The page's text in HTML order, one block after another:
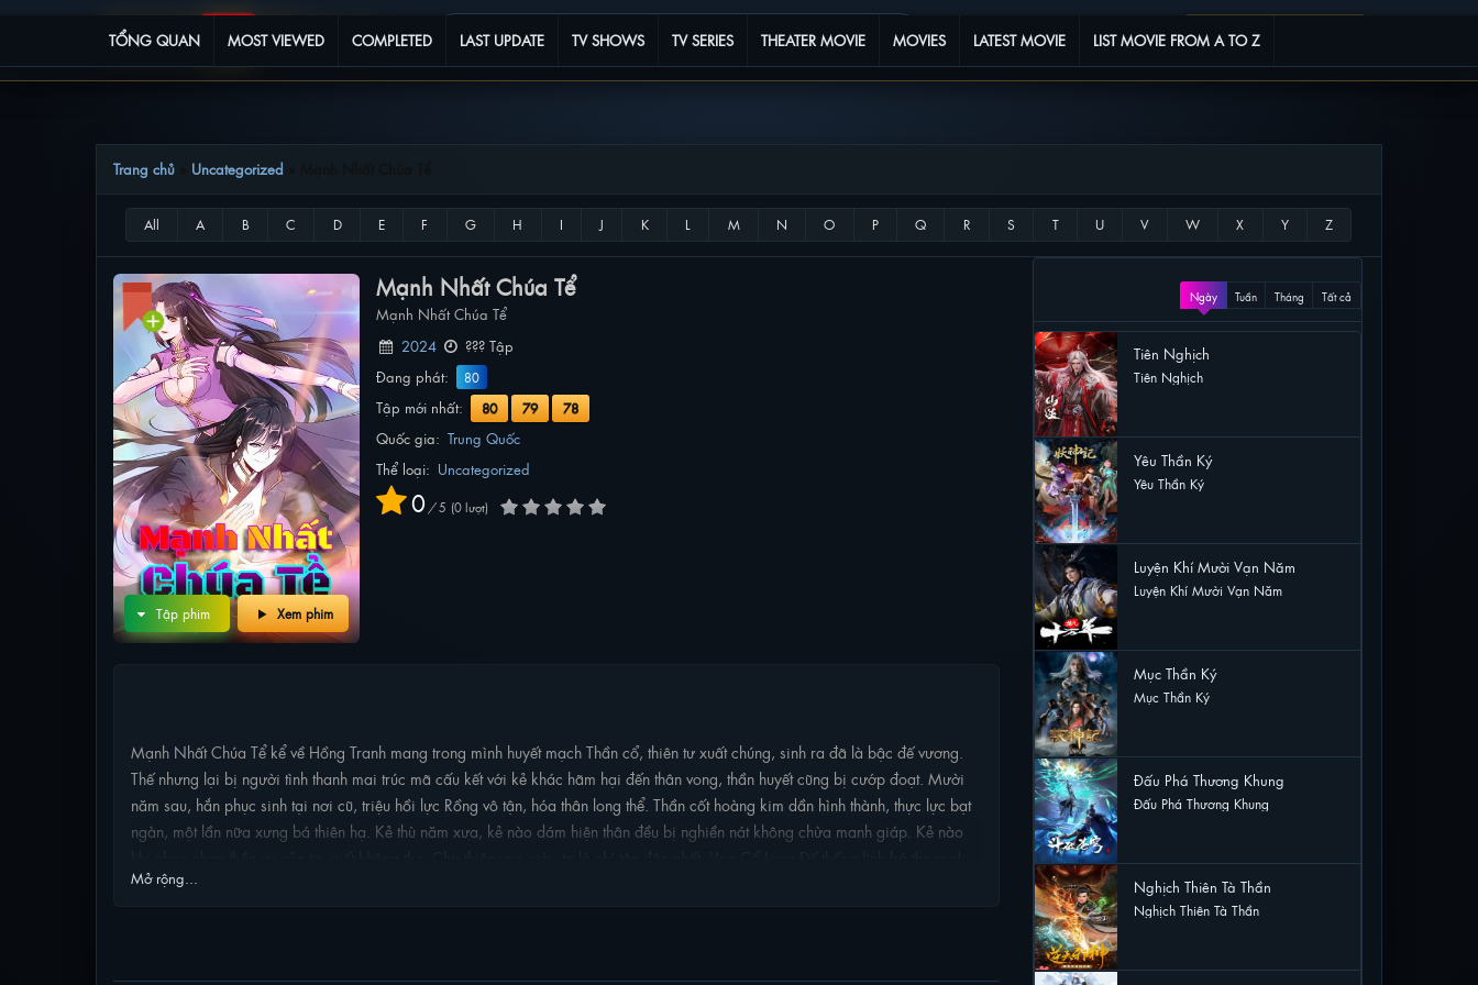
Phim yêu thích
TỔNG QUAN MOST VIEWED COMPLETED LAST UPDATE TV SHOWS TV SERIES THEATER MOVIE MOVIES LATEST MOVIE LIST MOVIE FROM A TO Z
Trang chủ Uncategorized
Xem phim
Tập phim
Mạnh Nhất Chúa Tể
Mạnh Nhất Chúa Tể
2024
??? Tập
Đang phát:
80
Tập mới nhất: 80 79 78
Quốc gia: Trung Quốc
Thể loại: Uncategorized
0 / 5 0lượt
Mạnh Nhất Chúa Tể kể về Hồng Tranh mang trong mình huyết mạch Thần cổ, thiên tư xuất chúng, sinh ra đã là bậc đế vương.
Thế nhưng lại bị người tình thanh mai trúc mã cấu kết với kẻ khác hãm hại đến thân vong, thần huyết cũng bị cướp đoạt. Mười
năm sau, hắn phục sinh tại nơi cũ, triệu hồi lực Rồng vô tận, hóa thân long thể. Thần cốt hoàng kim dần hình thành, thực lực bạt
ngàn, một lần nữa xưng bá thiên hạ. Kẻ thù năm xưa, kẻ nào dám hiện thân đều bị nghiền nát không chừa manh giáp. Kẻ nào
Mở rộng...
Ngày Tuần Tháng Tất cả
Tiên Nghịch
Tiên Nghịch
Yêu Thần Ký
Yêu Thần Ký
Luyện Khí Mười Vạn Năm
Luyện Khí Mười Vạn Năm
Mục Thần Ký
Mục Thần Ký
Đấu Phá Thương Khung
Đấu Phá Thương Khung
Nghịch Thiên Tà Thần
Nghịch Thiên Tà Thần